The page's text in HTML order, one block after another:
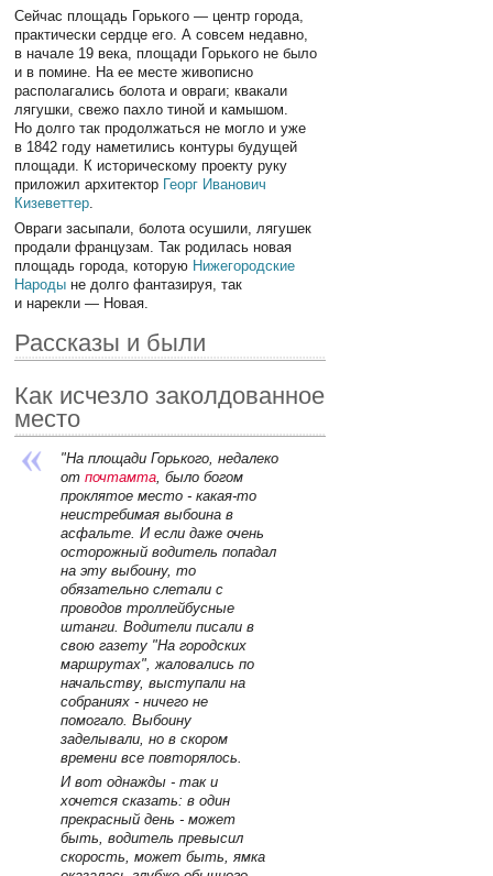
Сейчас площадь Горького — центр города,
практически сердце его. А совсем недавно,
в начале 19 века, площади Горького не было
и в помине. На ее месте живописно
располагались болота и овраги; квакали
лягушки, свежо пахло тиной и камышом.
Но долго так продолжаться не могло и уже
в 1842 году наметились контуры будущей
площади. К историческому проекту руку
приложил архитектор Георг Иванович
Кизеветтер
Овраги засыпали, болота осушили, лягушек
продали французам. Так родилась новая
площадь города, которую Нижегородские
Народы не долго фантазируя, так
и нарекли — Новая.
Рассказы и были
Как исчезло заколдованное
место
"На площади Горького, недалеко
отпочтамта, было богом
проклятое место - какая-то
неистребимая выбоина в
асфальте. И если даже очень
осторожный водитель попадал
на эту выбоину, то
обязательно слетали с
проводов троллейбусные
штанги. Водители писали в
свою газету "На городских
маршрутах", жаловались по
начальству, выступали на
собраниях - ничего не
помогало. Выбоину
заделывали, но в скором
времени все повторялось.
И вот однажды - так и
хочется сказать: в один
прекрасный день - может
быть, водитель превысил
скорость, может быть, ямка